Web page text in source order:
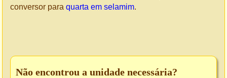
conversor para quarta em selamim.
Não encontrou a unidade necessária?